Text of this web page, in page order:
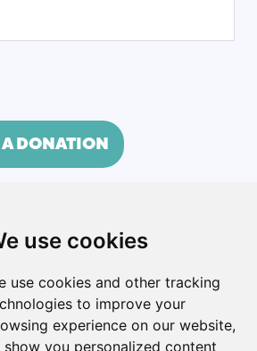
use cookies
use cookies and other tracking
to improve your
experience on our website,
you personalized content
DONATION
About
Podcasts
Press area